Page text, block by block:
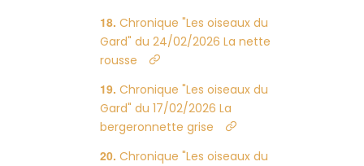
Chronique "Les oiseaux du
Gard" du 24/02/2026 La nette
rousse
Chronique "Les oiseaux du
Gard" du 17/02/2026 La
bergeronnette grise
Chronique "Les oiseaux du